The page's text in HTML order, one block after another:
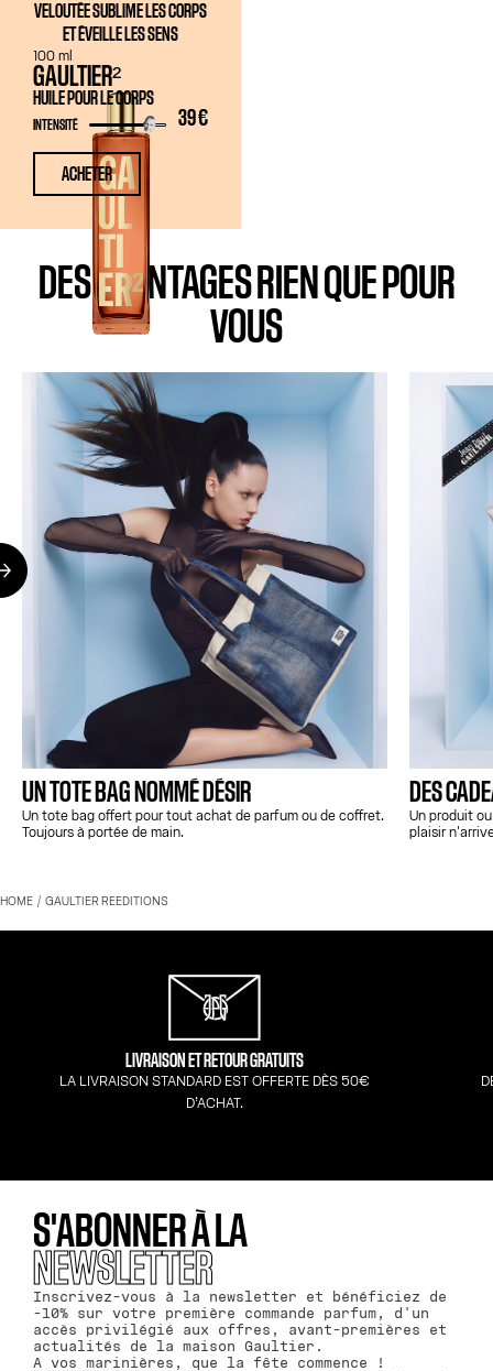
VELOUTÉE SUBLIME LES CORPS
ET ÉVEILLE LES SENS
GAULTIER²
HUILE POUR LE CORPS
39 €
INTENSITÉ
100 ml
ACHETER
DES AVANTAGES RIEN QUE POUR
VOUS
UN TOTE BAG NOMMÉ DÉSIR
Un tote bag offert pour tout achat de parfum ou de coffret.
Toujours à portée de main.
DES
Un produit
plaisir
HOME GAULTIER REEDITIONS
LIVRAISON ET RETOUR GRATUITS
LA LIVRAISON STANDARD EST OFFERTE DÈS 50€
D’ACHAT.
S'ABONNER À LA
NEWSLETTER
Inscrivez-vous à la newsletter et bénéficiez de
-10% sur votre première commande parfum, d'un
accès privilégié aux offres, avant-premières et
actualités de la maison Gaultier.
A vos marinières, que la fête commence !